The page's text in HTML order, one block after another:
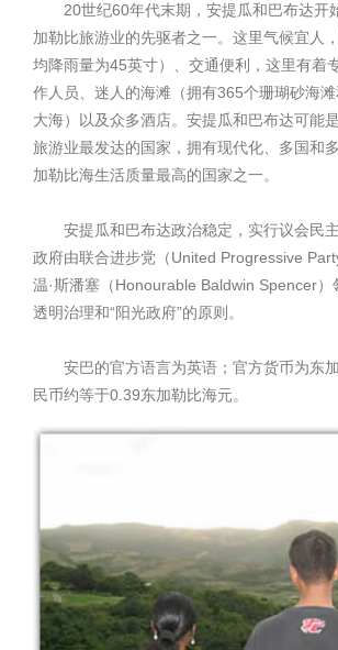
20世纪60年代末期，安提瓜和巴布达开
加勒比旅游业的先驱者之一。这里气候宜人
均降雨量为45英寸）、交通便利，这里有着
作人员、迷人的海滩（拥有365个珊瑚砂海
大海）以及众多酒店。安提瓜和巴布达可能
旅游业最发达的国家，拥有现代化、多国和
加勒比海生活质量最高的国家之一。
安提瓜和巴布达政治稳定，实行议会民
政府由联合进步党（United Progressive
温·斯潘塞（Honourable Baldwin Spencer
透明治理和“阳光政府”的原则。
安巴的官方语言为英语；官方货币为东加
民币约等于0.39东加勒比海元。